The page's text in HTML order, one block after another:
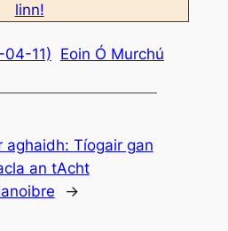
linn!
04-11) Eoin Ó Murchú
aghaidh: Tíogair gan
an tAcht
→